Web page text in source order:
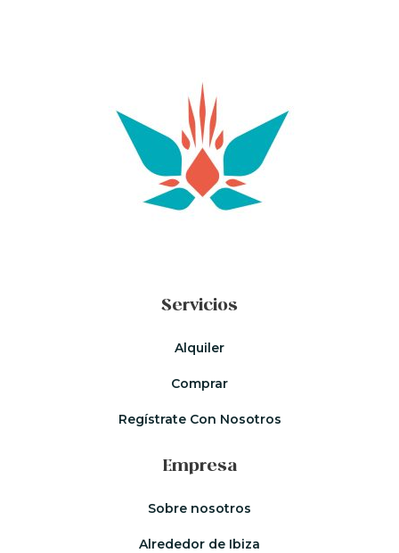
Servicios
Alquiler
Comprar
Regístrate Con Nosotros
Empresa
Sobre nosotros
Alrededor de Ibiza